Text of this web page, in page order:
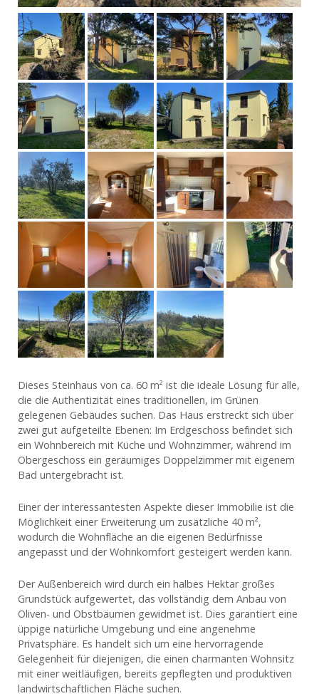
Dieses Steinhaus von ca. 60 m² ist die ideale Lösung für alle,
die die Authentizität eines traditionellen, im Grünen
gelegenen Gebäudes suchen. Das Haus erstreckt sich über
zwei gut aufgeteilte Ebenen: Im Erdgeschoss befindet sich
ein Wohnbereich mit Küche und Wohnzimmer, während im
Obergeschoss ein geräumiges Doppelzimmer mit eigenem
Bad untergebracht ist.
Einer der interessantesten Aspekte dieser Immobilie ist die
Möglichkeit einer Erweiterung um zusätzliche 40 m²,
wodurch die Wohnfläche an die eigenen Bedürfnisse
angepasst und der Wohnkomfort gesteigert werden kann.
Der Außenbereich wird durch ein halbes Hektar großes
Grundstück aufgewertet, das vollständig dem Anbau von
Oliven- und Obstbäumen gewidmet ist. Dies garantiert eine
üppige natürliche Umgebung und eine angenehme
Privatsphäre. Es handelt sich um eine hervorragende
Gelegenheit für diejenigen, die einen charmanten Wohnsitz
mit einer weitläufigen, bereits gepflegten und produktiven
landwirtschaftlichen Fläche suchen.